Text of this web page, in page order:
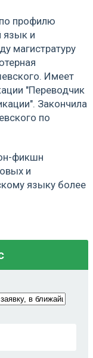
профилю
язык и
магистратуру
Имеет
"Переводчик
Закончила
по
фикшн
и
языку более